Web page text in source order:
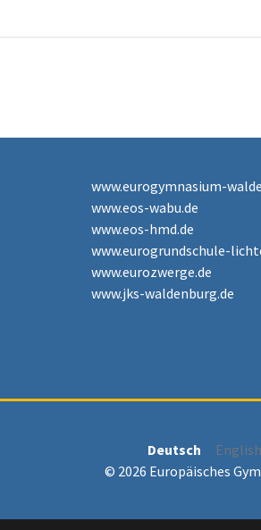
www.eurogymnasium-
www.eos-wabu.de
www.eos-hmd.de
www.eurogrundschule-
www.eurozwerge.de
www.jks-waldenburg.de
Deutsch English
© 2026 Europäisches